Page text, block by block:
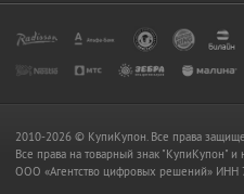
2010-2026 © КупиКупон. Все права
Все права на товарный знак "КупиКупон"
OOO «Агентство цифровых решений»